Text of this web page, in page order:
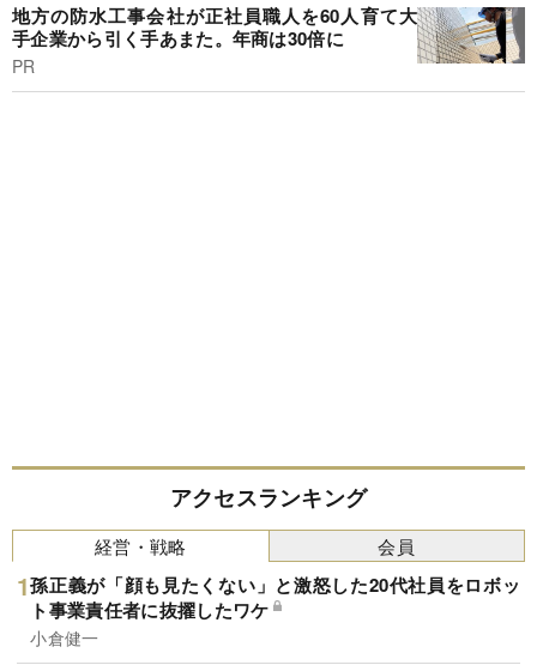
地方の防水工事会社が正社員職人を60人育て大
手企業から引く手あまた。年商は30倍に
PR
アクセスランキング
経営・戦略
孫正義が「顔も見たくない」と激怒した20代社員をロボッ
ト事業責任者に抜擢したワケ
小倉健一
会員